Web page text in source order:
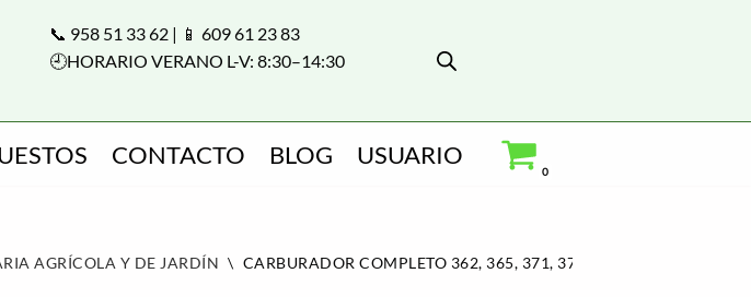
📞 958 51 33 62 | 📱 609 61 23 83
🕘HORARIO VERANO L-V: 8:30–14:30
CONTACTO BLOG USUARIO
0
AGRÍCOLA Y DE JARDÍN \ CARBURADOR COMPLETO 362, 365, 371, 372, 2165,2065, C3M-